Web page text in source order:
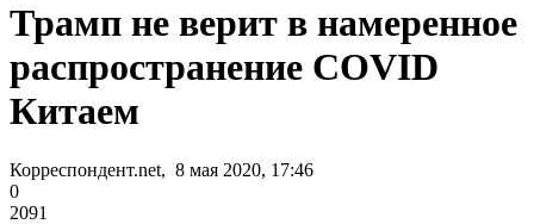
Трамп не верит в намеренное
распространение COVID
Китаем
Корреспондент.net, 8 мая 2020, 17:46
0
2091